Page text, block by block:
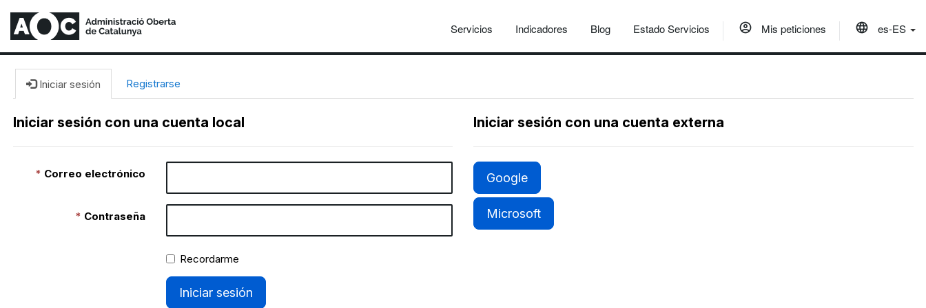
Servicios Indicadores Blog Estado Servicios Mis peticiones es-ES
Iniciar sesión Registrarse
Iniciar sesión con una cuenta local
Correo electrónico
Contraseña
Recordarme
Iniciar sesión
Iniciar sesión con una cuenta externa
Google
Microsoft